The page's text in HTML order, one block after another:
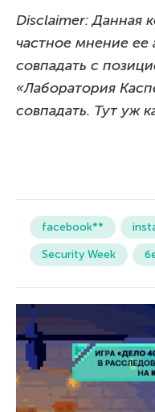
Disclaimer: Данная
частное мнение
совпадать с
«Лаборатория
совпадать. Тут уж
facebook**
Security Week